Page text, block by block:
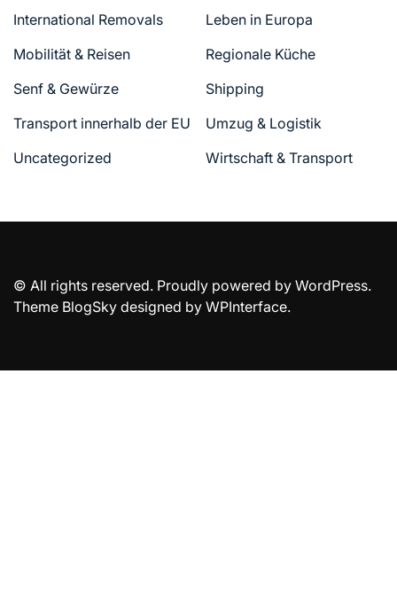
International Removals
Leben in Europa
Mobilität & Reisen
Regionale Küche
Senf & Gewürze
Shipping
Transport innerhalb der EU
Umzug & Logistik
Uncategorized
Wirtschaft & Transport
© All rights reserved. Proudly powered by WordPress.
Theme BlogSky designed by WPInterface.